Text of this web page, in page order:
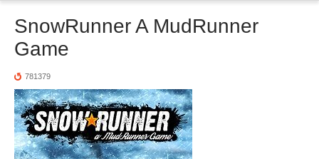
SnowRunner A MudRunner
Game
781379